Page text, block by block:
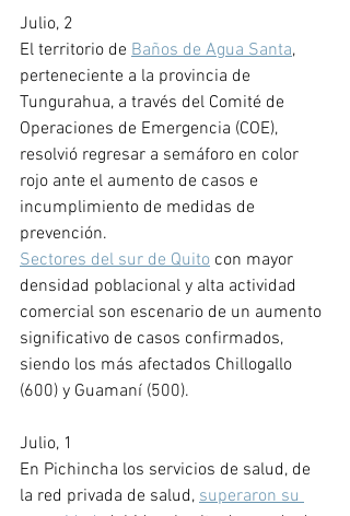
Julio, 2
El territorio de Baños de Agua Santa,
perteneciente a la provincia de
Tungurahua, a través del Comité de
Operaciones de Emergencia (COE),
resolvió regresar a semáforo en color
rojo ante el aumento de casos e
incumplimiento de medidas de
prevención.
Sectores del sur de Quito con mayor
densidad poblacional y alta actividad
comercial son escenario de un aumento
significativo de casos confirmados,
siendo los más afectados Chillogallo
(600) y Guamaní (500).
Julio, 1
En Pichincha los servicios de salud, de
la red privada de salud, superaron su